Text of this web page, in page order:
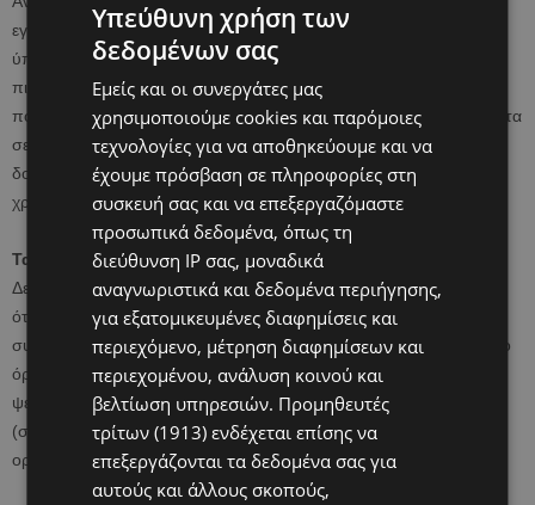
εγκυμοσύνης, πρέπει να γίνεται το πρωί; Μετά από αρκετές ώρες
ύπνου, η hCG έχει υψηλότερες συγκεντρώσεις στα ούρα και είναι
πιθανότερο το τεστ να είναι θετικό αν όντως είστε έγκυος. Τα τεστ
που διατίθενται σήμερα στην αγορά είναι βέβαια πολύ πιο αξιόπιστα
σε σχέση με μια δεκαετία πριν. Για καλύτερα αποτελέσματα
δοκιμάστε το τεστ το πρωί, αλλά αν αυτό δεν είναι δυνατό, δεν
χρειάζεται να αγχωθείτε.
Τα ακριβά τεστ δεν είναι και πιο αξιόπιστα
Δεν χρειάζεται να αγοράσετε ένα ακριβό τεστ για να είστε σίγουρες
ότι είναι αξιόπιστο. Ο λόγος είναι ότι όλα μετράνε τα επίπεδα της
συγκεκριμένης ορμόνης. Κάποια τεστ μπορεί να έχουν χαμηλότερο
όριο χοριακής γοναδοτροπίνης και αυξάνουν τις πιθανότητες για
ψευδώς θετικό αποτέλεσμα, καθώς μια μικρή ποσότητα hCG
(συνήθως λιγότερο από 10 IU) υπάρχει έτσι κι αλλιώς στον
οργανισμό, αυτό όμως δεν αφορά την τιμή τους.
Υπεύθυνη χρήση των
δεδομένων σας
Εμείς και οι συνεργάτες μας
χρησιμοποιούμε cookies και παρόμοιες
τεχνολογίες για να αποθηκεύουμε και να
έχουμε πρόσβαση σε πληροφορίες στη
συσκευή σας και να επεξεργαζόμαστε
προσωπικά δεδομένα, όπως τη
διεύθυνση IP σας, μοναδικά
αναγνωριστικά και δεδομένα περιήγησης,
για εξατομικευμένες διαφημίσεις και
περιεχόμενο, μέτρηση διαφημίσεων και
περιεχομένου, ανάλυση κοινού και
βελτίωση υπηρεσιών. Προμηθευτές
τρίτων (1913) ενδέχεται επίσης να
επεξεργάζονται τα δεδομένα σας για
αυτούς και άλλους σκοπούς,